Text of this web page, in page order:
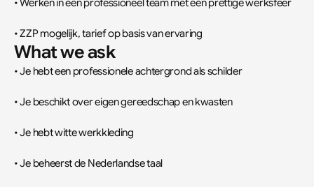
• Werken in een professioneel team met een prettige werksfeer
• ZZP mogelijk, tarief op basis van ervaring
What we ask
• Je hebt een professionele achtergrond als schilder
• Je beschikt over eigen gereedschap en kwasten
• Je hebt witte werkkleding
• Je beheerst de Nederlandse taal